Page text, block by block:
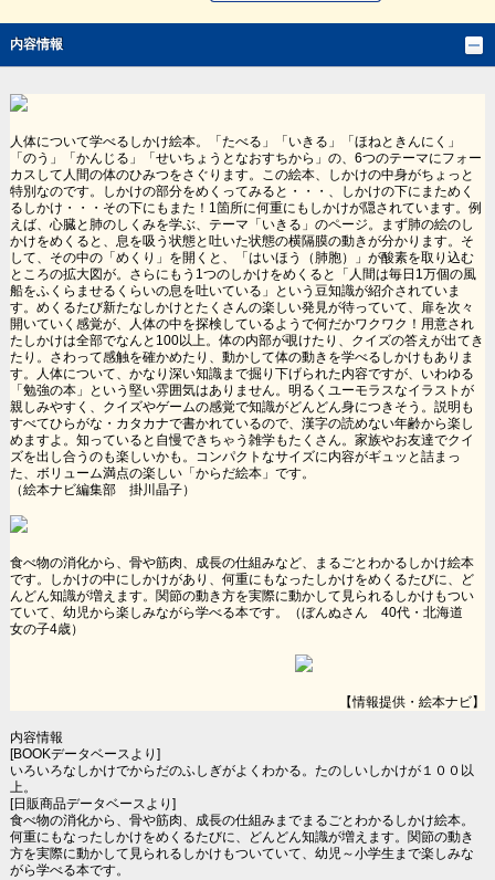
内容情報
人体について学べるしかけ絵本。「たべる」「いきる」「ほねときんにく」
「のう」「かんじる」「せいちょうとなおすちから」の、6つのテーマにフォー
カスして人間の体のひみつをさぐります。この絵本、しかけの中身がちょっと
特別なのです。しかけの部分をめくってみると・・・、しかけの下にまためく
るしかけ・・・その下にもまた！1箇所に何重にもしかけが隠されています。例
えば、心臓と肺のしくみを学ぶ、テーマ「いきる」のページ。まず肺の絵のし
かけをめくると、息を吸う状態と吐いた状態の横隔膜の動きが分かります。そ
して、その中の「めくり」を開くと、「はいほう（肺胞）」が酸素を取り込む
ところの拡大図が。さらにもう1つのしかけをめくると「人間は毎日1万個の風
船をふくらませるくらいの息を吐いている」という豆知識が紹介されていま
す。めくるたび新たなしかけとたくさんの楽しい発見が待っていて、扉を次々
開いていく感覚が、人体の中を探検しているようで何だかワクワク！用意され
たしかけは全部でなんと100以上。体の内部が覗けたり、クイズの答えが出てき
たり。さわって感触を確かめたり、動かして体の動きを学べるしかけもありま
す。人体について、かなり深い知識まで掘り下げられた内容ですが、いわゆる
「勉強の本」という堅い雰囲気はありません。明るくユーモラスなイラストが
親しみやすく、クイズやゲームの感覚で知識がどんどん身につきそう。説明も
すべてひらがな・カタカナで書かれているので、漢字の読めない年齢から楽し
めますよ。知っていると自慢できちゃう雑学もたくさん。家族やお友達でクイ
ズを出し合うのも楽しいかも。コンパクトなサイズに内容がギュッと詰まっ
た、ボリューム満点の楽しい「からだ絵本」です。
（絵本ナビ編集部 掛川晶子）
食べ物の消化から、骨や筋肉、成長の仕組みなど、まるごとわかるしかけ絵本
です。しかけの中にしかけがあり、何重にもなったしかけをめくるたびに、ど
んどん知識が増えます。関節の動き方を実際に動かして見られるしかけもつい
ていて、幼児から楽しみながら学べる本です。（ぼんぬさん 40代・北海道
女の子4歳）
【情報提供・絵本ナビ】
内容情報
[BOOKデータベースより]
いろいろなしかけでからだのふしぎがよくわかる。たのしいしかけが１００以
上。
[日販商品データベースより]
食べ物の消化から、骨や筋肉、成長の仕組みまでまるごとわかるしかけ絵本。
何重にもなったしかけをめくるたびに、どんどん知識が増えます。関節の動き
方を実際に動かして見られるしかけもついていて、幼児～小学生まで楽しみな
がら学べる本です。